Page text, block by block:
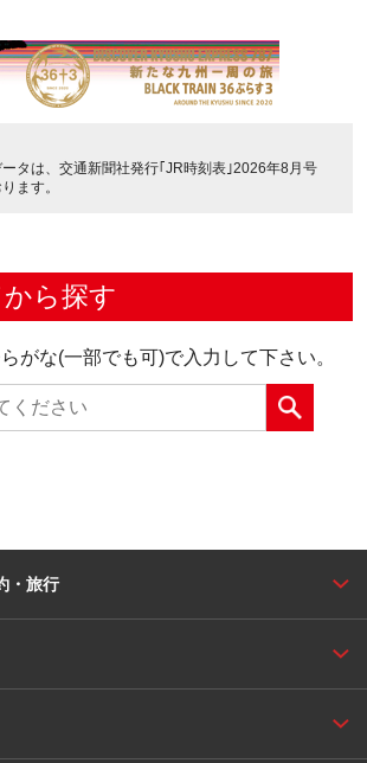
タは、 交通新聞社発行｢JR時刻表｣2026年8月号
ます。
ら探す
がな(一部でも可)で入力して下さい。
・旅行